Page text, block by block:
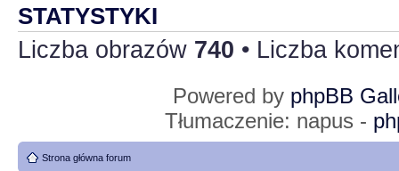
STATYSTYKI
Liczba obrazów 740 • Liczba
Powered by phpBB
Tłumaczenie: napus -
Strona główna forum